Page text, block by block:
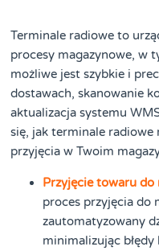
Terminale radiowe to
procesy magazynowe, w
możliwe jest szybkie i
dostawach, skanowanie
aktualizacja systemu
się, jak terminale
przyjęcia w Twoim
Przyjęcie towaru do
proces przyjęcia do
zautomatyzowany
minimalizując